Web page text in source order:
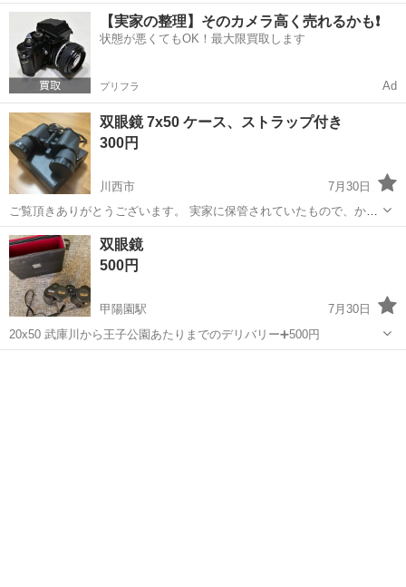
れない汚れなどございます ・詳細は現地でご確認ください ・お値引き
は出来かねますのでご了承願います ※中古品のため、状態については
ご...
兵庫 西宮市 望遠鏡、顕微鏡
【実家の整理】そのカメラ高く売れるかも❗️
状態が悪くてもOK！最大限買取します
プリフラ Ad
双眼鏡 7x50 ケース、ストラップ付き
300円
川西市
7月30日
ご覧頂きありがとうございます。 実家に保管されていたもので、かな
り古い物だと思います。 外観は特に目立った傷や汚れ等見受けられな
いのですが、レンズの内側に曇り汚れのような物があります。
兵庫 川西市 望遠鏡、顕微鏡
双眼鏡
500円
甲陽園駅
7月30日
20x50 武庫川から王子公園あたりまでのデリバリー➕500円